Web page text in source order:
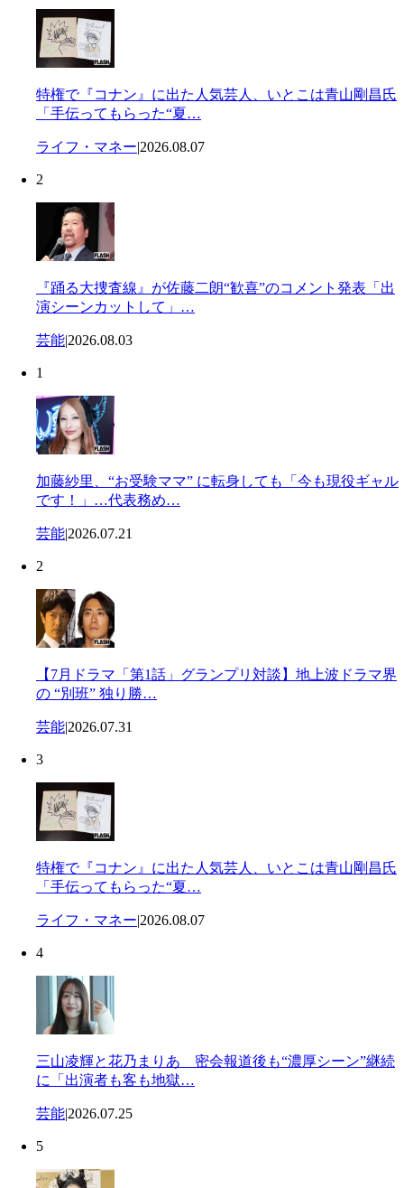
特権で『コナン』に出た人気芸人、いとこは青山剛昌氏
「手伝ってもらった“夏…
ライフ・マネー|2026.08.07
2
『踊る大捜査線』が佐藤二朗“歓喜”のコメント発表「出
演シーンカットして」…
芸能|2026.08.03
1
加藤紗里、“お受験ママ” に転身しても「今も現役ギャル
です！」…代表務め…
芸能|2026.07.21
2
【7月ドラマ「第1話」グランプリ対談】地上波ドラマ界
の “別班” 独り勝…
芸能|2026.07.31
3
特権で『コナン』に出た人気芸人、いとこは青山剛昌氏
「手伝ってもらった“夏…
ライフ・マネー|2026.08.07
4
三山凌輝と花乃まりあ 密会報道後も“濃厚シーン”継続
に「出演者も客も地獄…
芸能|2026.07.25
5